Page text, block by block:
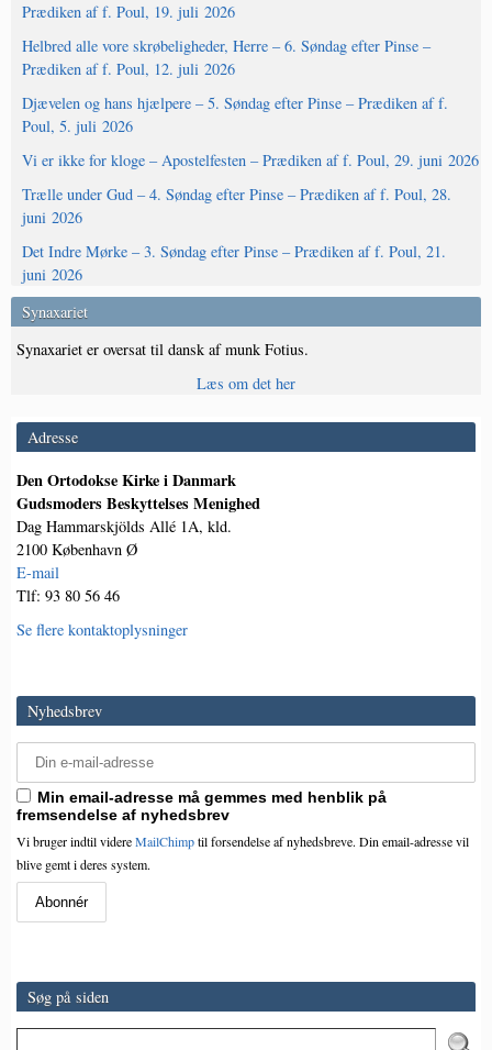
Prædiken af f. Poul, 19. juli 2026
Helbred alle vore skrøbeligheder, Herre – 6. Søndag efter Pinse –
Prædiken af f. Poul, 12. juli 2026
Djævelen og hans hjælpere – 5. Søndag efter Pinse – Prædiken af f.
Poul, 5. juli 2026
Vi er ikke for kloge – Apostelfesten – Prædiken af f. Poul, 29. juni 2026
Trælle under Gud – 4. Søndag efter Pinse – Prædiken af f. Poul, 28.
juni 2026
Det Indre Mørke – 3. Søndag efter Pinse – Prædiken af f. Poul, 21.
juni 2026
Synaxariet
Synaxariet er oversat til dansk af munk Fotius.
Læs om det her
Adresse
Den Ortodokse Kirke i Danmark
Gudsmoders Beskyttelses Menighed
Dag Hammarskjölds Allé 1A, kld.
2100 København Ø
E-mail
Tlf: 93 80 56 46
Se flere kontaktoplysninger
Nyhedsbrev
Min email-adresse må gemmes med henblik på
fremsendelse af nyhedsbrev
Vi bruger indtil videreMailChimptil forsendelse af nyhedsbreve. Din email-adresse vil
blive gemt i deres system.
Søg på siden